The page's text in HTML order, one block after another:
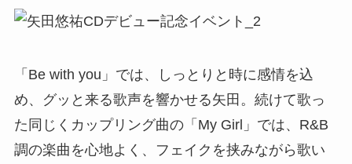
「Be with you」では、しっとりと時に感情を込
め、グッと来る歌声を響かせる矢田。続けて歌っ
た同じくカップリング曲の「My Girl」では、R&B
調の楽曲を心地よく、フェイクを挟みながら歌い